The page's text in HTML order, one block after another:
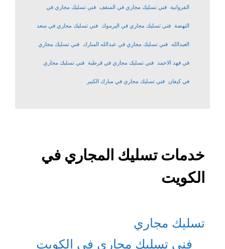
الفروانية فني تسليك مجاري في المنقف فني تسليك مجاري في
النهضة فني تسليك مجاري في اليرموك فني تسليك مجاري في سعد
العبدالله فني تسليك مجاري في عبدالله المبارك فني تسليك مجاري
في فهد الاحمد فني تسليك مجاري في قرطبة فني تسليك مجاري
في كيفان فني تسليك مجاري في مبارك الكبير
خدمات تسليك المجاري في
الكويت
تسليك مجاري
فني تسليك مجاري في الكويت